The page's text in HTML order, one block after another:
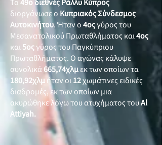
Το49ο διεθνές Ράλλυ Κύπρος
διοργάνωσε ο Κυπριακός Σύνδεσμος
Αυτοκινήτου. Ήταν ο4οςγύρος του
Μεσανατολικού Πρωταθλήματος και4ος
και5οςγύρος του Παγκύπριου
Πρωταθλήματος. Ο αγώνας κάλυψε
συνολικά665,74χλμεκ των οποίων τα
180,92χλμήταν οι12χωμάτινες ειδικές
διαδρομές, εκ των οποίων μια
ακυρώθηκε λόγω του ατυχήματος τουAl
Attiyah.